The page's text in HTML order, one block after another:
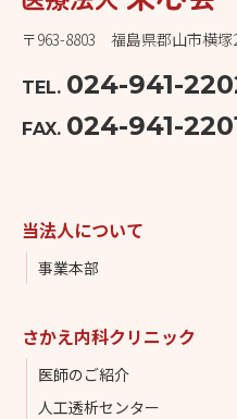
〒963-8803 福島県郡山市横塚
TEL. 024-941-
FAX. 024-941-
当法人について
事業本部
さかえ内科クリニック
医師のご紹介
人工透析センター